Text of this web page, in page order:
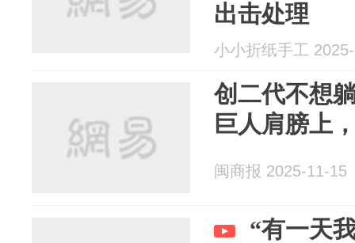
出击处理
小小折纸手工
创二代不想
巨人肩膀上
闽商报 2025-11-15
“有一天